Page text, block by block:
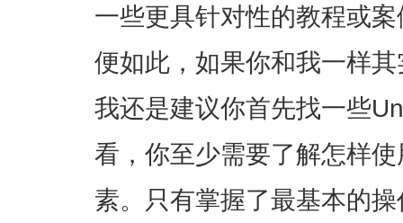
一些更具针对性的教程或
便如此，如果你和我一样
我还是建议你首先找一些
看，你至少需要了解怎样
素。只有掌握了最基本的